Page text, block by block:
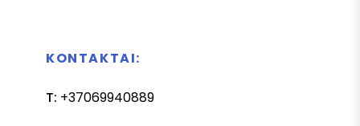
KONTAKTAI:
T: +37069940889